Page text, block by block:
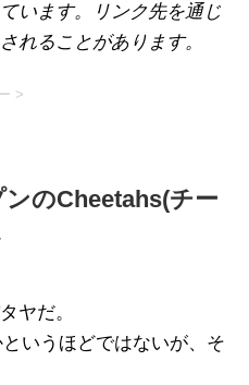
います。リンク先を通じ
れることがあります。
>
のCheetahs(チー
ヤだ。
いうほどではないが、そ